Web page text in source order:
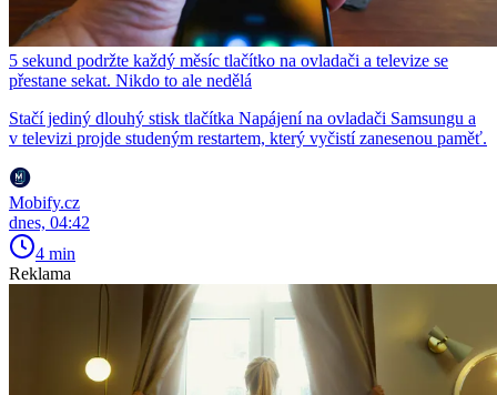
5 sekund podržte každý měsíc tlačítko na ovladači a televize se
přestane sekat. Nikdo to ale nedělá
Stačí jediný dlouhý stisk tlačítka Napájení na ovladači Samsungu a
v televizi projde studeným restartem, který vyčistí zanesenou paměť.
Mobify.cz
dnes, 04:42
4 min
Reklama